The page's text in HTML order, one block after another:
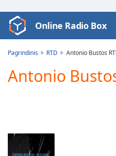
Video
Player
Play
Video
Mute
Current
Online Radio Box
Pagrindinis RTD Antonio Bustos
Antonio